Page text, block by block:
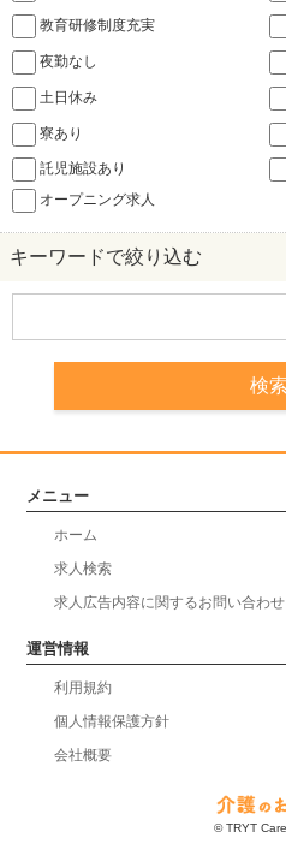
教育研修制度充実
夜勤なし
土日休み
寮あり
託児施設あり
オープニング求人
キーワードで絞り込む
メニュー
ホーム
求人検索
求人広告内容に関するお問い合わせ
運営情報
利用規約
個人情報保護方針
会社概要
© TRYT